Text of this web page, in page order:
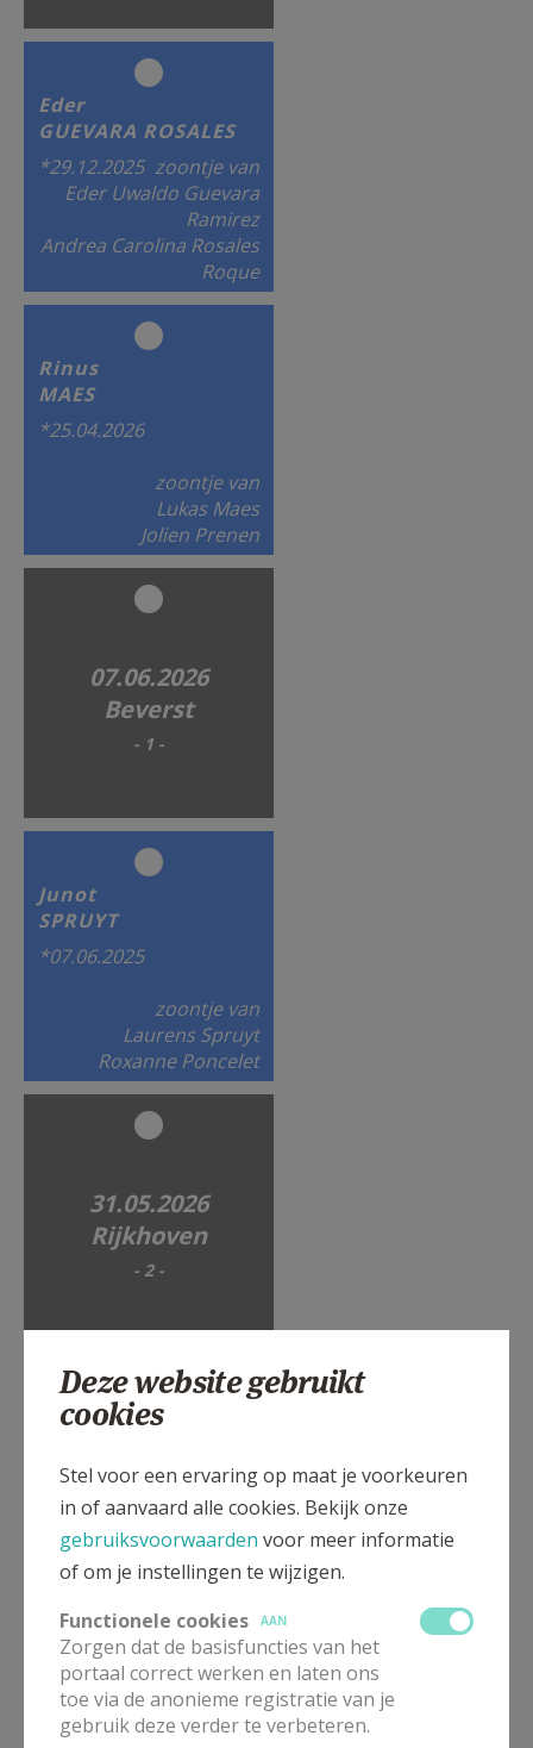
Eder
GUEVARA ROSALES
*29.12.2025 zoontje van
Eder Uwaldo Guevara
Ramirez
Andrea Carolina Rosales
Roque
Rinus
MAES
*25.04.2026
zoontje van
Lukas Maes
Jolien Prenen
07.06.2026
Beverst
- 1 -
Junot
SPRUYT
*07.06.2025
zoontje van
Laurens Spruyt
Roxanne Poncelet
31.05.2026
Rijkhoven
- 2 -
Anne-Laure
*12.08.2023
dochtertje van
Michael Bollen
Kathleen Merken
Mathis
MAX POESEN
Deze website gebruikt
cookies
Stel voor een ervaring op maat je voorkeuren
in of aanvaard alle cookies. Bekijk onze
gebruiksvoorwaarden voor meer informatie
of om je instellingen te wijzigen.
Functionele cookies
AAN
Zorgen dat de basisfuncties van het
portaal correct werken en laten ons
toe via de anonieme registratie van je
gebruik deze verder te verbeteren.